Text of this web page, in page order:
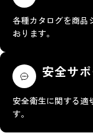
各種カタログを商品
おります。
安全サ
安全衛生に関する適
す。